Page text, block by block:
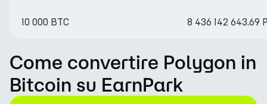
10 000 BTC 8 436 142 643.69
Come convertire Polygon in
Bitcoin su EarnPark